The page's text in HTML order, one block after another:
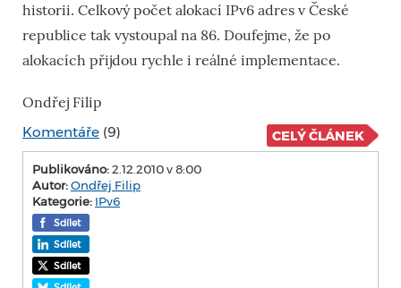
historii. Celkový počet alokací IPv6 adres v České
republice tak vystoupal na 86. Doufejme, že po
alokacích přijdou rychle i reálné implementace.
Ondřej Filip
Komentáře (9) CELÝ ČLÁNEK
Publikováno:2.12.2010 v 8:00
Autor:Ondřej Filip
Kategorie: IPv6
Sdílet
Sdílet
Sdílet